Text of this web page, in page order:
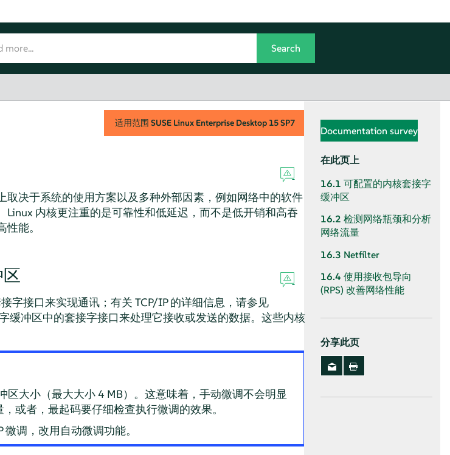
适用范围 SUSE Linux Enterprise Desktop 15 SP7
决于系统的使用方案以及多种外部因素，例如网络中的软件
内核更注重的是可靠性和低延迟，而不是低开销和高吞
能。
字接口来实现通讯；有关 TCP/IP 的详细信息，请参见
缓冲区中的套接字接口来处理它接收或发送的数据。这些内核
大小（最大大小 4 MB）。这意味着，手动微调不会明显
或者，最起码要仔细检查执行微调的效果。
调，改用自动微调功能。
Documentation survey
在此页上
16.1 可配置的内核套接字
缓冲区
16.2 检测网络瓶颈和分析
网络流量
16.3 Netfilter
16.4 使用接收包导向
(RPS) 改善网络性能
分享此页